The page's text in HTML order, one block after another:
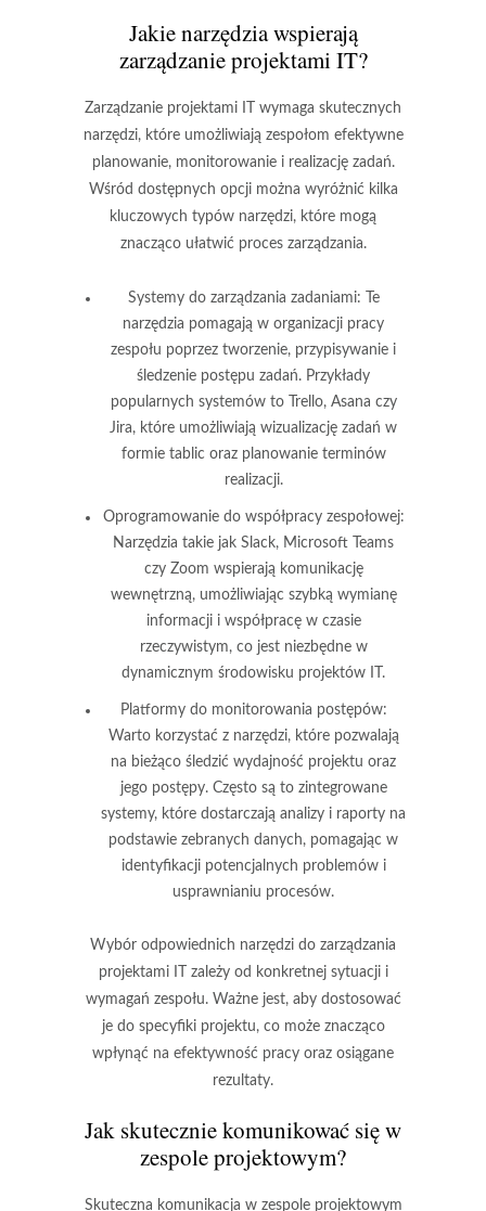
Jakie narzędzia wspierają
zarządzanie projektami IT?
Zarządzanie projektami IT wymaga skutecznych
narzędzi, które umożliwiają zespołom efektywne
planowanie, monitorowanie i realizację zadań.
Wśród dostępnych opcji można wyróżnić kilka
kluczowych typów narzędzi, które mogą
znacząco ułatwić proces zarządzania.
Systemy do zarządzania zadaniami: Te
narzędzia pomagają w organizacji pracy
zespołu poprzez tworzenie, przypisywanie i
śledzenie postępu zadań. Przykłady
popularnych systemów to Trello, Asana czy
Jira, które umożliwiają wizualizację zadań w
formie tablic oraz planowanie terminów
realizacji.
Oprogramowanie do współpracy zespołowej:
Narzędzia takie jak Slack, Microsoft Teams
czy Zoom wspierają komunikację
wewnętrzną, umożliwiając szybką wymianę
informacji i współpracę w czasie
rzeczywistym, co jest niezbędne w
dynamicznym środowisku projektów IT.
Platformy do monitorowania postępów:
Warto korzystać z narzędzi, które pozwalają
na bieżąco śledzić wydajność projektu oraz
jego postępy. Często są to zintegrowane
systemy, które dostarczają analizy i raporty na
podstawie zebranych danych, pomagając w
identyfikacji potencjalnych problemów i
usprawnianiu procesów.
Wybór odpowiednich narzędzi do zarządzania
projektami IT zależy od konkretnej sytuacji i
wymagań zespołu. Ważne jest, aby dostosować
je do specyfiki projektu, co może znacząco
wpłynąć na efektywność pracy oraz osiągane
rezultaty.
Jak skutecznie komunikować się w
zespole projektowym?
Skuteczna komunikacja w zespole projektowym